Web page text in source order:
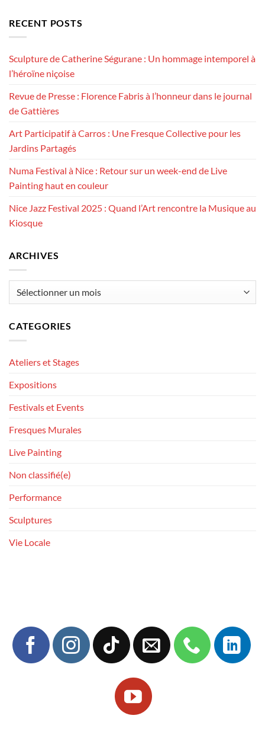
RECENT POSTS
Sculpture de Catherine Ségurane : Un hommage intemporel à
l’héroïne niçoise
Revue de Presse : Florence Fabris à l’honneur dans le journal
de Gattières
Art Participatif à Carros : Une Fresque Collective pour les
Jardins Partagés
Numa Festival à Nice : Retour sur un week-end de Live
Painting haut en couleur
Nice Jazz Festival 2025 : Quand l’Art rencontre la Musique au
Kiosque
ARCHIVES
CATEGORIES
Ateliers et Stages
Expositions
Festivals et Events
Fresques Murales
Live Painting
Non classifié(e)
Performance
Sculptures
Vie Locale